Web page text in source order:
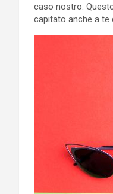
caso nostro.
capitato anche a te